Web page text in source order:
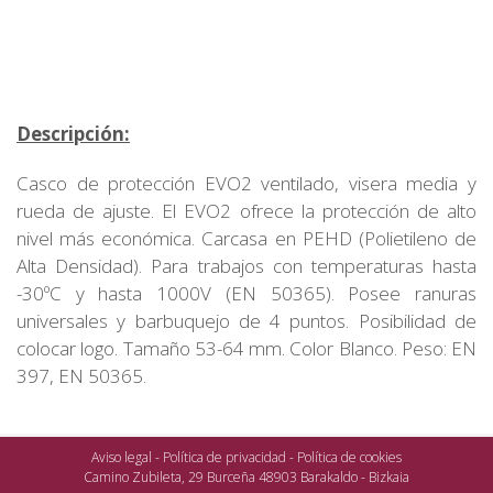
Descripción:
Casco de protección EVO2 ventilado, visera media y
rueda de ajuste. El EVO2 ofrece la protección de alto
nivel más económica. Carcasa en PEHD (Polietileno de
Alta Densidad). Para trabajos con temperaturas hasta
-30ºC y hasta 1000V (EN 50365). Posee ranuras
universales y barbuquejo de 4 puntos. Posibilidad de
colocar logo. Tamaño 53-64 mm. Color Blanco. Peso: EN
397, EN 50365.
Aviso legal - Política de privacidad - Política de cookies
Camino Zubileta, 29 Burceña 48903 Barakaldo - Bizkaia